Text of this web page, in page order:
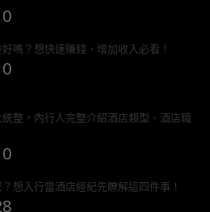
嗎？想快速賺錢、增加收入必看！
整，內行人完整介紹酒店類型、酒店職
想入行當酒店經紀先瞭解這四件事！